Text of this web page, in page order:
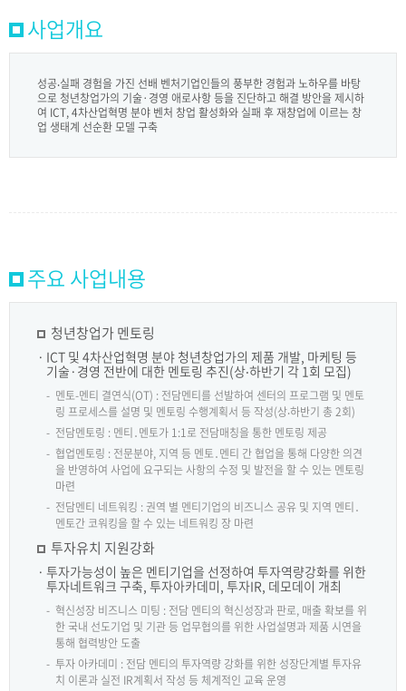
사업개요
성공‧실패 경험을 가진 선배 벤처기업인들의 풍부한 경험과 노하우를 바탕
으로 청년창업가의 기술·경영 애로사항 등을 진단하고 해결 방안을 제시하
여 ICT, 4차산업혁명 분야 벤처 창업 활성화와 실패 후 재창업에 이르는 창
업 생태계 선순환 모델 구축
주요 사업내용
청년창업가 멘토링
ICT 및 4차산업혁명 분야 청년창업가의 제품 개발, 마케팅 등
기술·경영 전반에 대한 멘토링 추진(상‧하반기 각 1회 모집)
멘토-멘티 결연식(OT) : 전담멘티를 선발하여 센터의 프로그램 및 멘토
링 프로세스를 설명 및 멘토링 수행계획서 등 작성(상‧하반기 총 2회)
전담멘토링 : 멘티․멘토가 1:1로 전담매칭을 통한 멘토링 제공
협업멘토링 : 전문분야, 지역 등 멘토․멘티 간 협업을 통해 다양한 의견
을 반영하여 사업에 요구되는 사항의 수정 및 발전을 할 수 있는 멘토링
마련
전담멘티 네트워킹 : 권역 별 멘티기업의 비즈니스 공유 및 지역 멘티․
멘토간 코워킹을 할 수 있는 네트워킹 장 마련
투자유치 지원강화
투자가능성이 높은 멘티기업을 선정하여 투자역량강화를 위한
투자네트워크 구축, 투자아카데미, 투자IR, 데모데이 개최
혁신성장 비즈니스 미팅 : 전담 멘티의 혁신성장과 판로, 매출 확보를 위
한 국내 선도기업 및 기관 등 업무협의를 위한 사업설명과 제품 시연을
통해 협력방안 도출
투자 아카데미 : 전담 멘티의 투자역량 강화를 위한 성장단계별 투자유
치 이론과 실전 IR계획서 작성 등 체계적인 교육 운영